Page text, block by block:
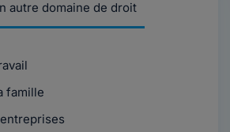
autre domaine de droit
famille